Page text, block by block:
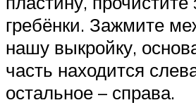
гребёнки. Зажмите
нашу выкройку,
часть находится
остальное – справа.